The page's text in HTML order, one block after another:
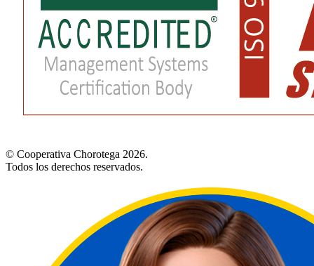
© Cooperativa Chorotega 2026.
Todos los derechos reservados.